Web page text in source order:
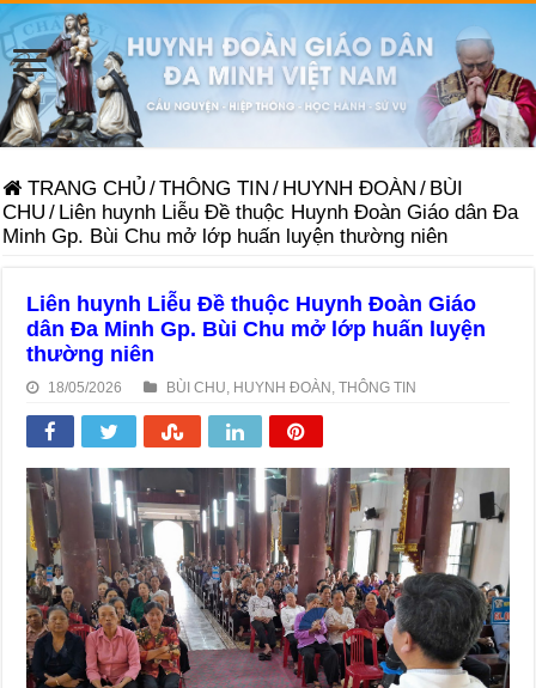
TRANG CHỦ /THÔNG TIN / HUYNH ĐOÀN / BÙI
CHU / Liên huynh Liễu Đề thuộc Huynh Đoàn Giáo dân Đa
Minh Gp. Bùi Chu mở lớp huấn luyện thường niên
Liên huynh Liễu Đề thuộc Huynh Đoàn Giáo
dân Đa Minh Gp. Bùi Chu mở lớp huấn luyện
thường niên
18/05/2026 BÙI CHU HUYNH ĐOÀN ,THÔNG TIN